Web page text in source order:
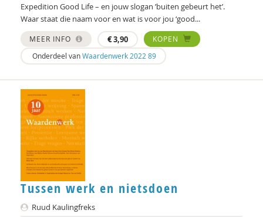
Eric van der Vet
Wiel Veugelers
Joris Voorhoeve
Joost Vos
Marjoleine Vosselman
Jean Pierre Wilken
Bart Willemsen
Yanaika Zomer
Expedition Good Life – en jouw slogan ’buiten gebeurt het’.
Waar staat die naam voor en wat is voor jou ‘good...
MEER INFO €3,90
KOPEN
Onderdeel vanWaardenwerk 2022 89
Tussen werk en nietsdoen
Ruud Kaulingfreks